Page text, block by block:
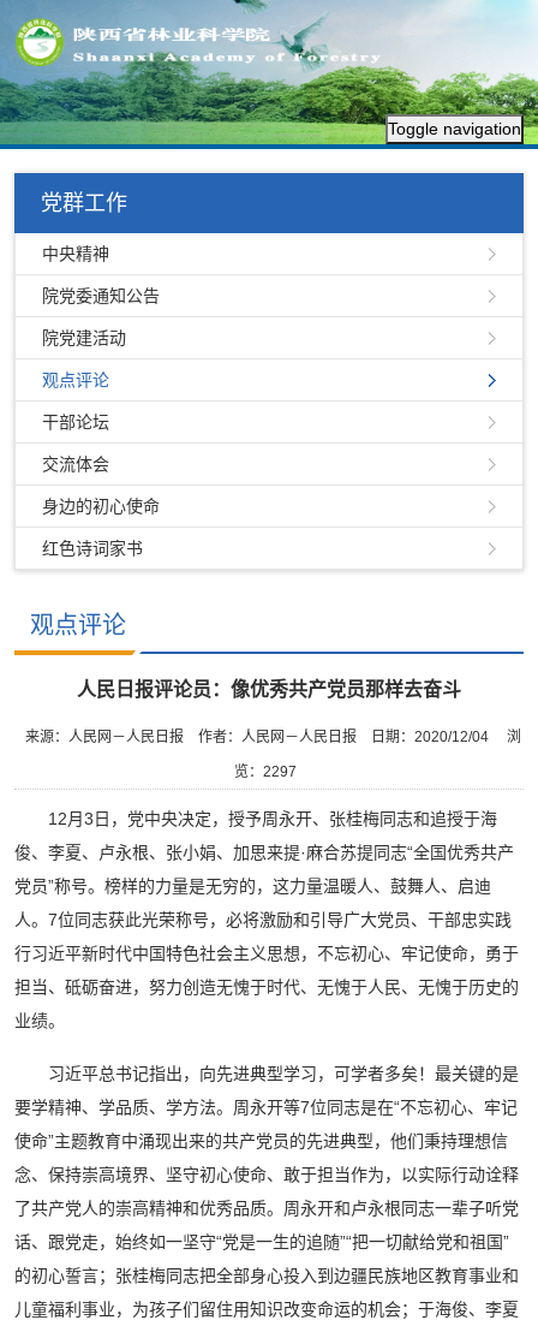
Toggle navigation
党群工作
中央精神
院党委通知公告
院党建活动
观点评论
干部论坛
交流体会
身边的初心使命
红色诗词家书
观点评论
人民日报评论员：像优秀共产党员那样去奋斗
来源：人民网－人民日报 作者：人民网－人民日报 日期：2020/12/04 浏
览： 2297
12月3日，党中央决定，授予周永开、张桂梅同志和追授于海
俊、李夏、卢永根、张小娟、加思来提·麻合苏提同志“全国优秀共产
党员”称号。榜样的力量是无穷的，这力量温暖人、鼓舞人、启迪
人。7位同志获此光荣称号，必将激励和引导广大党员、干部忠实践
行习近平新时代中国特色社会主义思想，不忘初心、牢记使命，勇于
担当、砥砺奋进，努力创造无愧于时代、无愧于人民、无愧于历史的
业绩。
习近平总书记指出，向先进典型学习，可学者多矣！最关键的是
要学精神、学品质、学方法。周永开等7位同志是在“不忘初心、牢记
使命”主题教育中涌现出来的共产党员的先进典型，他们秉持理想信
念、保持崇高境界、坚守初心使命、敢于担当作为，以实际行动诠释
了共产党人的崇高精神和优秀品质。周永开和卢永根同志一辈子听党
话、跟党走，始终如一坚守“党是一生的追随”“把一切献给党和祖国”
的初心誓言；张桂梅同志把全部身心投入到边疆民族地区教育事业和
儿童福利事业，为孩子们留住用知识改变命运的机会；于海俊、李夏